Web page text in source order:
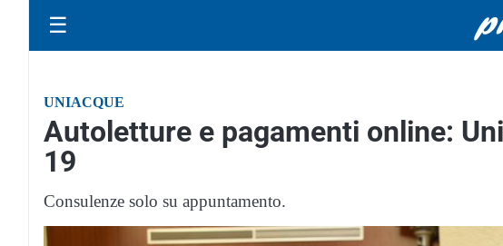
☰
UNIACQUE
Autoletture e pagamenti online:
19
Consulenze solo su appuntamento.